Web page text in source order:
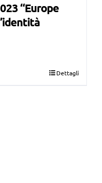
“Europe
Dettagli